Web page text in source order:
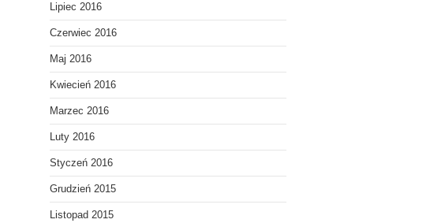
Lipiec 2016
Czerwiec 2016
Maj 2016
Kwiecień 2016
Marzec 2016
Luty 2016
Styczeń 2016
Grudzień 2015
Listopad 2015